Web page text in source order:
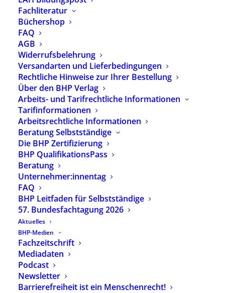
Fachliteratur
Büchershop
FAQ
AGB
Widerrufsbelehrung
Versandarten und Lieferbedingungen
Rechtliche Hinweise zur Ihrer Bestellung
Über den BHP Verlag
Arbeits- und Tarifrechtliche Informationen
Tarifinformationen
Arbeitsrechtliche Informationen
Beratung Selbstständige
Die BHP Zertifizierung
BHP QualifikationsPass
Beratung
Unternehmer:innentag
FAQ
BHP Leitfaden für Selbstständige
57. Bundesfachtagung 2026
Aktuelles
BHP-Medien
Fachzeitschrift
Mediadaten
Podcast
Newsletter
Barrierefreiheit ist ein Menschenrecht!
Jahresende einen entsprechenden
Gesetzesentwurf vorzulegen.
Am 20. November 1989 hatten sich die
Mitgliedsstaaten der Vereinten Nationen dazu
verpflichtet, Kindern grundlegende Rechte zu
garantieren: Unter anderem das Recht auf Schutz
vor Gewalt, das Recht auf Freizeit, das Recht auf
Bildung. Zudem solle das Wohl des Kindes bei
allen Maßnahmen vorrangig berücksichtigt
werden.
Informationen zur Forderung des
Kinderschutzbundessowie zum
Gesetzesentwurf.
Weitere Informationen zu Terminen und
Aktionen anlässlich des Internationalen Tag
der Kinderrechte gibt es u.a. auf der Website
von Unicef
der-kinderrechte
Foto: Sharon McCutcheon/Pexels